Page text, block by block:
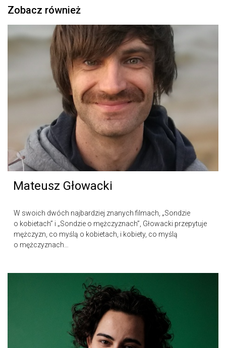
Zobacz również
Mateusz Głowacki
W swoich dwóch najbardziej znanych filmach, „Sondzie
o kobietach” i „Sondzie o mężczyznach”, Głowacki przepytuje
mężczyzn, co myślą o kobietach, i kobiety, co myślą
o mężczyznach…